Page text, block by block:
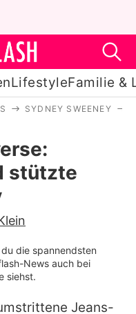
LifestyleFamilie &
SYDNEY SWEENEY
stützte
die spannendsten
News auch bei
siehst.
Jeans-